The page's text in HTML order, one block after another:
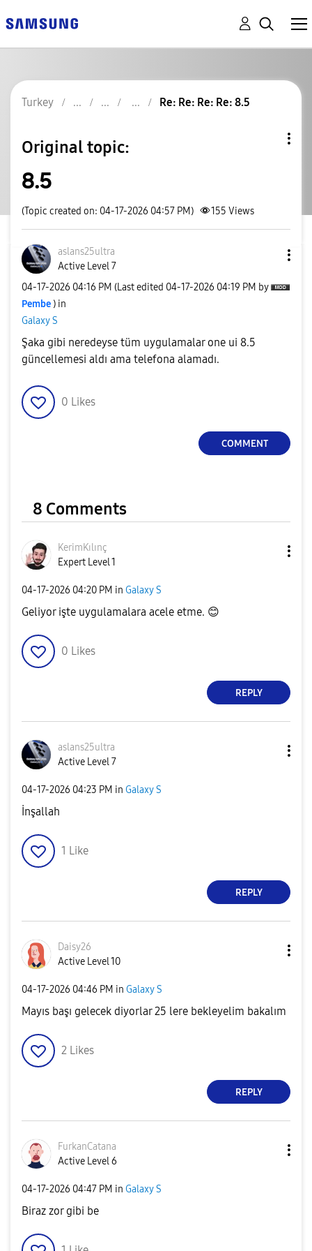
Turkey Re: Re: Re: Re: 8.5
Original topic:
8.5
(Topic created on: 04-17-2026 04:57 PM) 155 Views
aslans25ultra
Active Level 7
‎04-17-2026 04:16 PM (Last edited ‎04-17-2026 04:19 PM by
Pembe ) in
Galaxy S
Şaka gibi neredeyse tüm uygulamalar one ui 8.5
güncellemesi aldı ama telefona alamadı.
0 Likes
COMMENT
8 Comments
KerimKılınç
Expert Level 1
‎04-17-2026 04:20 PM in Galaxy S
Geliyor işte uygulamalara acele etme. 😊
0 Likes
REPLY
aslans25ultra
Active Level 7
‎04-17-2026 04:23 PM in Galaxy S
İnşallah
1 Like
REPLY
Daisy26
Active Level 10
‎04-17-2026 04:46 PM in Galaxy S
Mayıs başı gelecek diyorlar 25 lere bekleyelim bakalım
2 Likes
REPLY
FurkanCatana
Active Level 6
‎04-17-2026 04:47 PM in Galaxy S
Biraz zor gibi be